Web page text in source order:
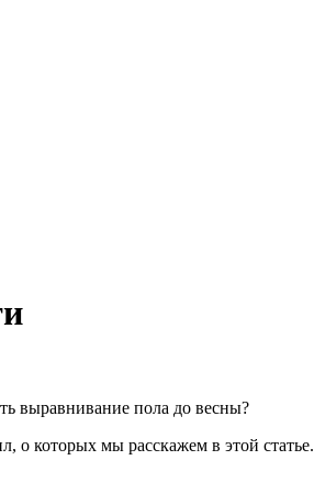
выравнивание пола до весны?
о которых мы расскажем в этой статье.